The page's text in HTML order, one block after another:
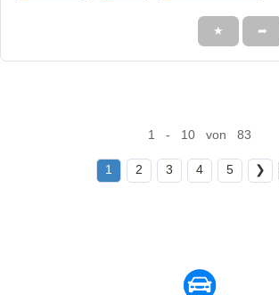
★ ➦
1 - 10 von 83
1 2 3 4 5 ❯